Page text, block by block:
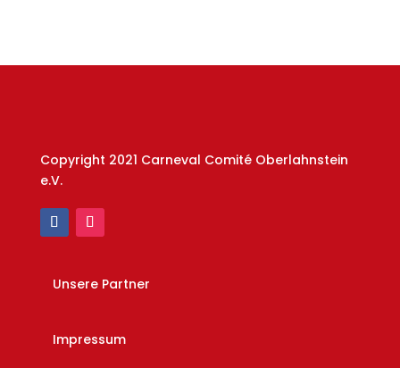
Copyright 2021 Carneval Comité Oberlahnstein
e.V.
Unsere Partner
Impressum